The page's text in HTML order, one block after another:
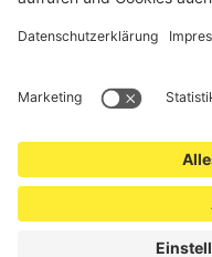
Cookie-
freibleibend.
©